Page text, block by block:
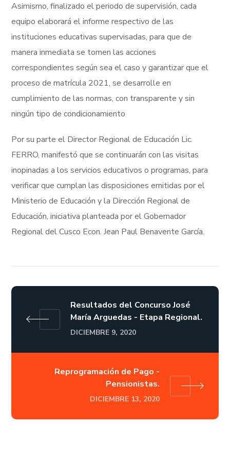
Asimismo, finalizado el periodo de supervisión, cada
equipo elaborará el informe respectivo de las
instituciones educativas supervisadas, para que de
manera inmediata se tomen las acciones
correspondientes según sea el caso y garantizar que el
proceso de matrícula 2021, se desarrolle en
cumplimiento de las normas, con transparente y sin
ningún tipo de condicionamiento
Por su parte el Director Regional de Educación Lic.
FERRO, manifestó que se continuarán con las visitas
inopinadas a los servicios educativos o programas, para
verificar que cumplan las disposiciones emitidas por el
Ministerio de Educación y la Dirección Regional de
Educación, iniciativa planteada por el Gobernador
Regional del Cusco Econ. Jean Paul Benavente García.
Resultados del Concurso José
María Arguedas - Etapa Regional.
DICIEMBRE 9, 2020
Reprogramación de Pago -
Pensionistas.
DICIEMBRE 13, 2020